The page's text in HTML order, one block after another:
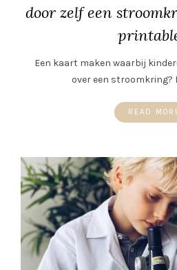
door zelf een
Een kaart maken waarbij
over een stroomkring?
READ